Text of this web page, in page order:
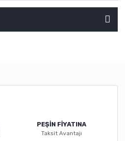
PEŞİN FİYATINA
Taksit Avantajı